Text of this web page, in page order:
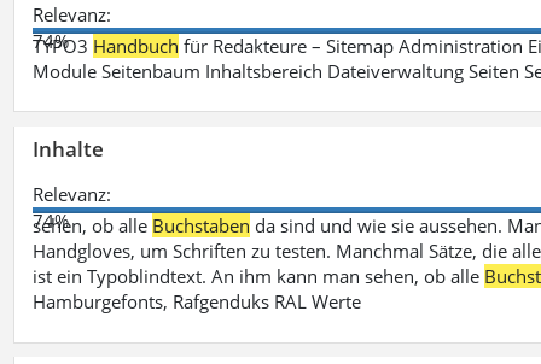
Relevanz:
74%
TYPO3 Handbuch für Redakteure – Sitemap Administration
Module Seitenbaum Inhaltsbereich Dateiverwaltung Seiten
Inhalte
Relevanz:
74%
sehen, ob alle Buchstaben da sind und wie sie aussehen.
Handgloves, um Schriften zu testen. Manchmal Sätze, die
ist ein Typoblindtext. An ihm kann man sehen, ob alle
Hamburgefonts, Rafgenduks RAL Werte